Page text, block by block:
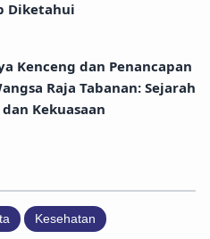
Diketahui
Kenceng dan Penancapan
Raja Tabanan: Sejarah
Kekuasaan
Kesehatan